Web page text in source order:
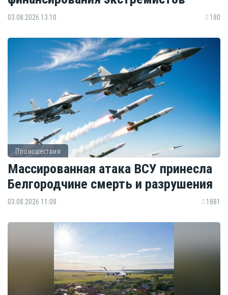
03.08.2026 13:10 180
Происшествия
Массированная атака ВСУ принесла
Белгородчине смерть и разрушения
03.08.2026 11:08 1881